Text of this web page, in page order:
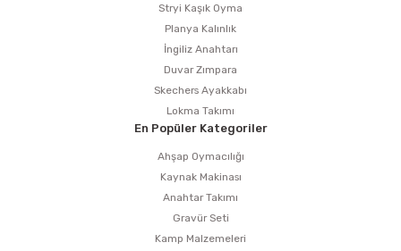
Stryi Kaşık Oyma
Planya Kalınlık
İngiliz Anahtarı
Duvar Zımpara
Skechers Ayakkabı
Lokma Takımı
En Popüler Kategoriler
Ahşap Oymacılığı
Kaynak Makinası
Anahtar Takımı
Gravür Seti
Kamp Malzemeleri